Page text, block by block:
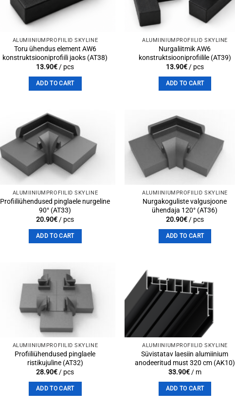
ALUMIINIUMPROFIILID SKYLINE
Toru ühendus element AW6
konstruktsiooniprofiili jaoks (AT38)
13.90€/ pcs
ADD TO CART
ALUMIINIUMPROFIILID SKYLINE
Nurgaliitmik AW6
konstruktsiooniprofiilile (AT39)
13.90€/ pcs
ADD TO CART
Add to
wishlist
ALUMIINIUMPROFIILID SKYLINE
Profiiliühendused pinglaele nurgeline
90° (AT33)
20.90€/ pcs
ADD TO CART
Add to
wishlist
ALUMIINIUMPROFIILID SKYLINE
Nurgakoguliste valgusjoone
ühendaja 120° (AT36)
20.90€/ pcs
ADD TO CART
Add to
wishlist
ALUMIINIUMPROFIILID SKYLINE
Profiiliühendused pinglaele
ristikujuline (AT32)
28.90€/ pcs
ADD TO CART
ALUMIINIUMPROFIILID SKYLINE
Süvistatav laesiin alumiinium
anodeeritud must 320 cm (AK10)
33.90€/ m
ADD TO CART